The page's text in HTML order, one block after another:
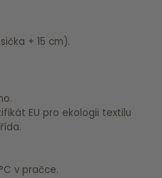
+ 15 cm).
EU pro ekologii textilu
v pračce.